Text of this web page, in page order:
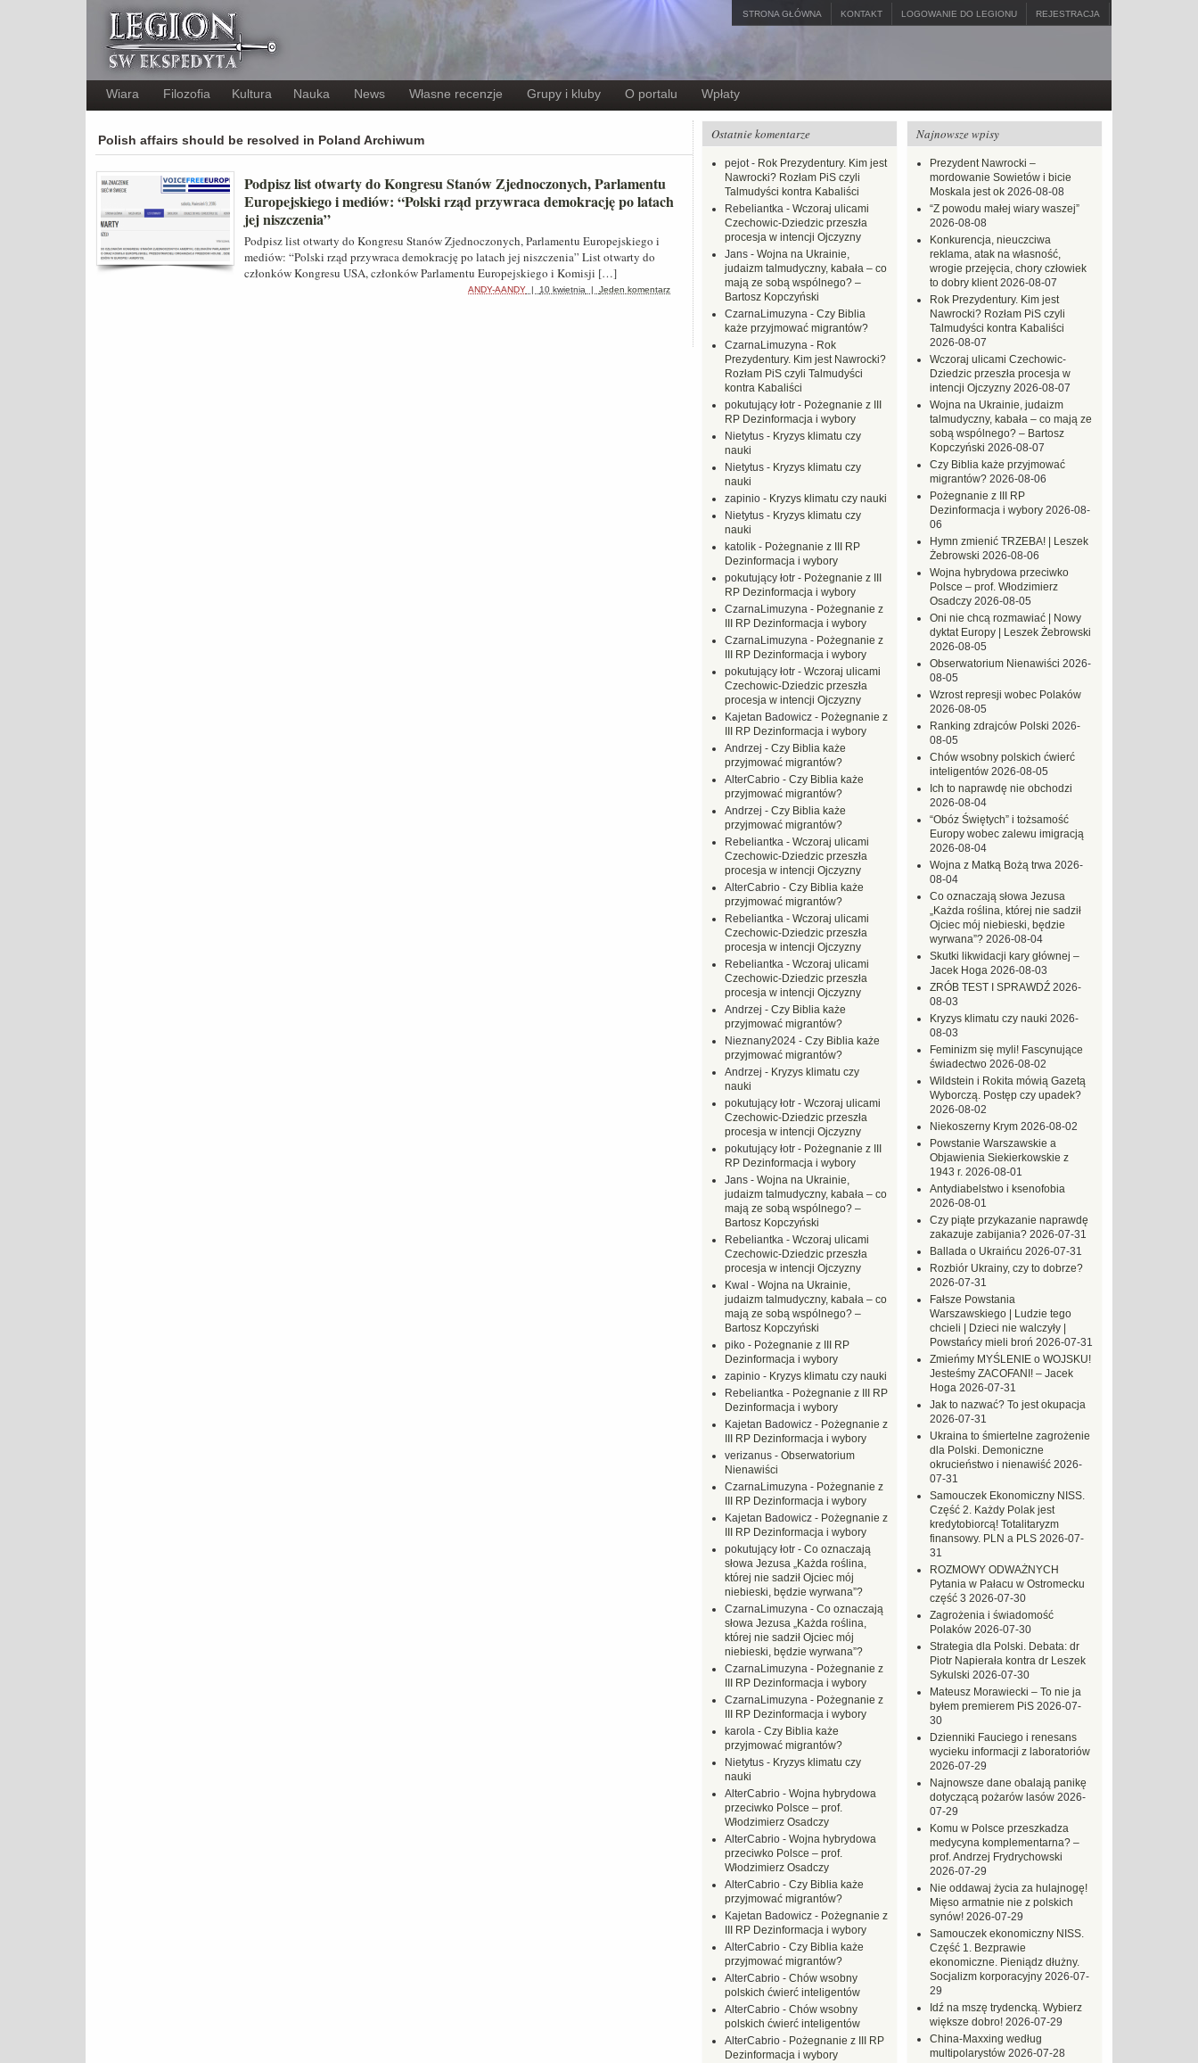
STRONA GŁÓWNA KONTAKT LOGOWANIE DO LEGIONU REJESTRACJA
Wiara Filozofia Kultura Nauka News Własne recenzje Grupy i kluby O portalu Wpłaty
Polish affairs should be resolved in Poland Archiwum
Podpisz list otwarty do Kongresu Stanów Zjednoczonych, Parlamentu
Europejskiego i mediów: “Polski rząd przywraca demokrację po latach
jej niszczenia”
Podpisz list otwarty do Kongresu Stanów Zjednoczonych, Parlamentu Europejskiego i
mediów: “Polski rząd przywraca demokrację po latach jej niszczenia” List otwarty do
członków Kongresu USA, członków Parlamentu Europejskiego i Komisji […]
ANDY-AANDY | 10 kwietnia | Jeden komentarz
Najnowsze wpisy
Prezydent Nawrocki –
mordowanie Sowietów i bicie
Moskala jest ok 2026-08-08
“Z powodu małej wiary waszej”
2026-08-08
Konkurencja, nieuczciwa
reklama, atak na własność,
wrogie przejęcia, chory człowiek
to dobry klient 2026-08-07
Rok Prezydentury. Kim jest
Nawrocki? Rozłam PiS czyli
Talmudyści kontra Kabaliści
2026-08-07
Wczoraj ulicami Czechowic-
Dziedzic przeszła procesja w
intencji Ojczyzny 2026-08-07
Wojna na Ukrainie, judaizm
talmudyczny, kabała – co mają ze
sobą wspólnego? – Bartosz
Kopczyński 2026-08-07
Czy Biblia każe przyjmować
migrantów? 2026-08-06
Pożegnanie z III RP
Dezinformacja i wybory 2026-08-
06
Hymn zmienić TRZEBA! | Leszek
Żebrowski 2026-08-06
Wojna hybrydowa przeciwko
Polsce – prof. Włodzimierz
Osadczy 2026-08-05
Oni nie chcą rozmawiać | Nowy
dyktat Europy | Leszek Żebrowski
2026-08-05
Obserwatorium Nienawiści 2026-
08-05
Wzrost represji wobec Polaków
2026-08-05
Ranking zdrajców Polski 2026-
08-05
Chów wsobny polskich ćwierć
inteligentów 2026-08-05
Ich to naprawdę nie obchodzi
2026-08-04
“Obóz Świętych” i tożsamość
Europy wobec zalewu imigracją
2026-08-04
Wojna z Matką Bożą trwa 2026-
08-04
Co oznaczają słowa Jezusa
„Każda roślina, której nie sadził
Ojciec mój niebieski, będzie
wyrwana”? 2026-08-04
Skutki likwidacji kary głównej –
Jacek Hoga 2026-08-03
ZRÓB TEST I SPRAWDŹ 2026-
08-03
Kryzys klimatu czy nauki 2026-
08-03
Feminizm się myli! Fascynujące
świadectwo 2026-08-02
Wildstein i Rokita mówią Gazetą
Wyborczą. Postęp czy upadek?
2026-08-02
Niekoszerny Krym 2026-08-02
Powstanie Warszawskie a
Objawienia Siekierkowskie z
1943 r. 2026-08-01
Antydiabelstwo i ksenofobia
2026-08-01
Czy piąte przykazanie naprawdę
zakazuje zabijania? 2026-07-31
Ballada o Ukraińcu 2026-07-31
Rozbiór Ukrainy, czy to dobrze?
2026-07-31
Fałsze Powstania
Warszawskiego | Ludzie tego
chcieli | Dzieci nie walczyły |
Powstańcy mieli broń 2026-07-31
Zmieńmy MYŚLENIE o WOJSKU!
Jesteśmy ZACOFANI! – Jacek
Hoga 2026-07-31
Jak to nazwać? To jest okupacja
2026-07-31
Ukraina to śmiertelne zagrożenie
dla Polski. Demoniczne
okrucieństwo i nienawiść 2026-
07-31
Samouczek Ekonomiczny NISS.
Część 2. Każdy Polak jest
kredytobiorcą! Totalitaryzm
finansowy. PLN a PLS 2026-07-
31
ROZMOWY ODWAŻNYCH
Pytania w Pałacu w Ostromecku
część 3 2026-07-30
Zagrożenia i świadomość
Polaków 2026-07-30
Strategia dla Polski. Debata: dr
Piotr Napierała kontra dr Leszek
Sykulski 2026-07-30
Mateusz Morawiecki – To nie ja
byłem premierem PiS 2026-07-
30
Dzienniki Fauciego i renesans
wycieku informacji z laboratoriów
2026-07-29
Najnowsze dane obalają panikę
dotyczącą pożarów lasów 2026-
07-29
Komu w Polsce przeszkadza
medycyna komplementarna? –
prof. Andrzej Frydrychowski
2026-07-29
Nie oddawaj życia za hulajnogę!
Mięso armatnie nie z polskich
synów! 2026-07-29
Samouczek ekonomiczny NISS.
Część 1. Bezprawie
ekonomiczne. Pieniądz dłużny.
Socjalizm korporacyjny 2026-07-
29
Idź na mszę trydencką. Wybierz
większe dobro! 2026-07-29
China-Maxxing według
multipolarystów 2026-07-28
Ostatnie komentarze
pejot- Rok Prezydentury. Kim jest
Nawrocki? Rozłam PiS czyli
Talmudyści kontra Kabaliści
Rebeliantka - Wczoraj ulicami
Czechowic-Dziedzic przeszła
procesja w intencji Ojczyzny
Jans - Wojna na Ukrainie,
judaizm talmudyczny, kabała – co
mają ze sobą wspólnego? –
Bartosz Kopczyński
CzarnaLimuzyna - Czy Biblia
każe przyjmować migrantów?
CzarnaLimuzyna - Rok
Prezydentury. Kim jest Nawrocki?
Rozłam PiS czyli Talmudyści
kontra Kabaliści
pokutujący łotr - Pożegnanie z III
RP Dezinformacja i wybory
Nietytus - Kryzys klimatu czy
nauki
Nietytus - Kryzys klimatu czy
nauki
zapinio - Kryzys klimatu czy nauki
Nietytus - Kryzys klimatu czy
nauki
katolik - Pożegnanie z III RP
Dezinformacja i wybory
pokutujący łotr - Pożegnanie z III
RP Dezinformacja i wybory
CzarnaLimuzyna - Pożegnanie z
III RP Dezinformacja i wybory
CzarnaLimuzyna - Pożegnanie z
III RP Dezinformacja i wybory
pokutujący łotr - Wczoraj ulicami
Czechowic-Dziedzic przeszła
procesja w intencji Ojczyzny
Kajetan Badowicz - Pożegnanie z
III RP Dezinformacja i wybory
Andrzej - Czy Biblia każe
przyjmować migrantów?
AlterCabrio - Czy Biblia każe
przyjmować migrantów?
Andrzej - Czy Biblia każe
przyjmować migrantów?
Rebeliantka - Wczoraj ulicami
Czechowic-Dziedzic przeszła
procesja w intencji Ojczyzny
AlterCabrio - Czy Biblia każe
przyjmować migrantów?
Rebeliantka - Wczoraj ulicami
Czechowic-Dziedzic przeszła
procesja w intencji Ojczyzny
Rebeliantka - Wczoraj ulicami
Czechowic-Dziedzic przeszła
procesja w intencji Ojczyzny
Andrzej - Czy Biblia każe
przyjmować migrantów?
Nieznany2024 - Czy Biblia każe
przyjmować migrantów?
Andrzej - Kryzys klimatu czy
nauki
pokutujący łotr - Wczoraj ulicami
Czechowic-Dziedzic przeszła
procesja w intencji Ojczyzny
pokutujący łotr - Pożegnanie z III
RP Dezinformacja i wybory
Jans - Wojna na Ukrainie,
judaizm talmudyczny, kabała – co
mają ze sobą wspólnego? –
Bartosz Kopczyński
Rebeliantka - Wczoraj ulicami
Czechowic-Dziedzic przeszła
procesja w intencji Ojczyzny
Kwal - Wojna na Ukrainie,
judaizm talmudyczny, kabała – co
mają ze sobą wspólnego? –
Bartosz Kopczyński
piko - Pożegnanie z III RP
Dezinformacja i wybory
zapinio - Kryzys klimatu czy nauki
Rebeliantka - Pożegnanie z III RP
Dezinformacja i wybory
Kajetan Badowicz - Pożegnanie z
III RP Dezinformacja i wybory
verizanus - Obserwatorium
Nienawiści
CzarnaLimuzyna - Pożegnanie z
III RP Dezinformacja i wybory
Kajetan Badowicz - Pożegnanie z
III RP Dezinformacja i wybory
pokutujący łotr - Co oznaczają
słowa Jezusa „Każda roślina,
której nie sadził Ojciec mój
niebieski, będzie wyrwana”?
CzarnaLimuzyna - Co oznaczają
słowa Jezusa „Każda roślina,
której nie sadził Ojciec mój
niebieski, będzie wyrwana”?
CzarnaLimuzyna - Pożegnanie z
III RP Dezinformacja i wybory
CzarnaLimuzyna - Pożegnanie z
III RP Dezinformacja i wybory
karola - Czy Biblia każe
przyjmować migrantów?
Nietytus - Kryzys klimatu czy
nauki
AlterCabrio - Wojna hybrydowa
przeciwko Polsce – prof.
Włodzimierz Osadczy
AlterCabrio - Wojna hybrydowa
przeciwko Polsce – prof.
Włodzimierz Osadczy
AlterCabrio - Czy Biblia każe
przyjmować migrantów?
Kajetan Badowicz - Pożegnanie z
III RP Dezinformacja i wybory
AlterCabrio - Czy Biblia każe
przyjmować migrantów?
AlterCabrio - Chów wsobny
polskich ćwierć inteligentów
AlterCabrio - Chów wsobny
polskich ćwierć inteligentów
AlterCabrio - Pożegnanie z III RP
Dezinformacja i wybory